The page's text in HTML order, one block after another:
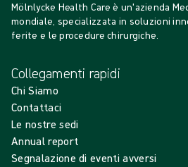
Mölnlycke Health Care è un'azienda
mondiale, specializzata in soluzioni
ferite e le procedure chirurgiche.
Collegamenti rapidi
Chi Siamo
Contattaci
Le nostre sedi
Annual report
Segnalazione di eventi avversi